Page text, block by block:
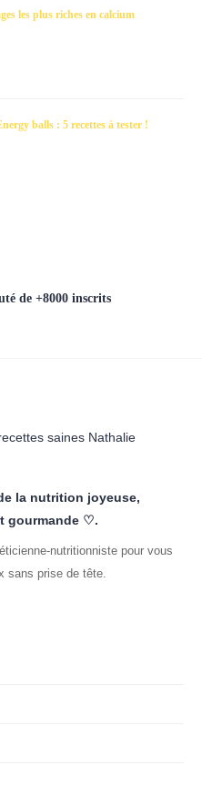
les plus riches en calcium
balls : 5 recettes à tester !
de +8000 inscrits
la nutrition joyeuse,
gourmande ♡.
nutritionniste pour vous
sans prise de tête.